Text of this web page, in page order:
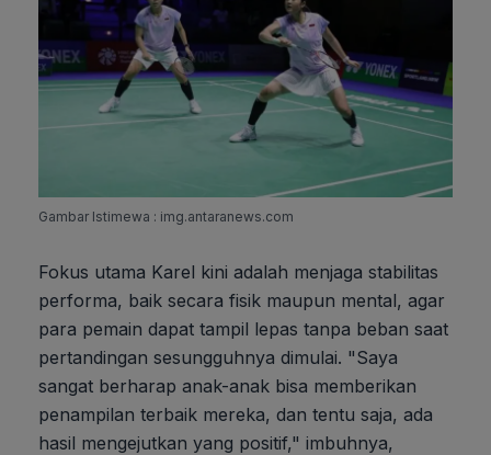
Gambar Istimewa : img.antaranews.com
Fokus utama Karel kini adalah menjaga stabilitas
performa, baik secara fisik maupun mental, agar
para pemain dapat tampil lepas tanpa beban saat
pertandingan sesungguhnya dimulai. "Saya
sangat berharap anak-anak bisa memberikan
penampilan terbaik mereka, dan tentu saja, ada
hasil mengejutkan yang positif," imbuhnya,